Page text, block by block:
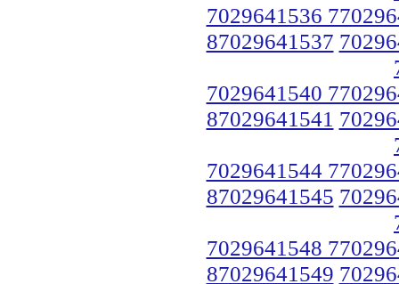
7029641536
87029641537
7029641540
87029641541
7029641544
87029641545
7029641548
87029641549